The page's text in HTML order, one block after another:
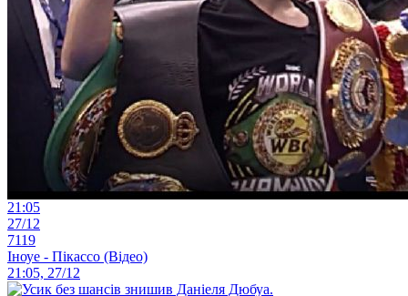
21:05
27/12
7119
Іноуе - Пікассо (Відео)
21:05, 27/12